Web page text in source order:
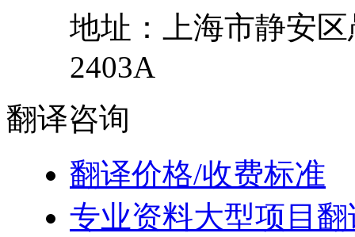
地址：
上海市静安区
2403A
翻译咨询
翻译价格/收费标准
专业资料大型项目翻